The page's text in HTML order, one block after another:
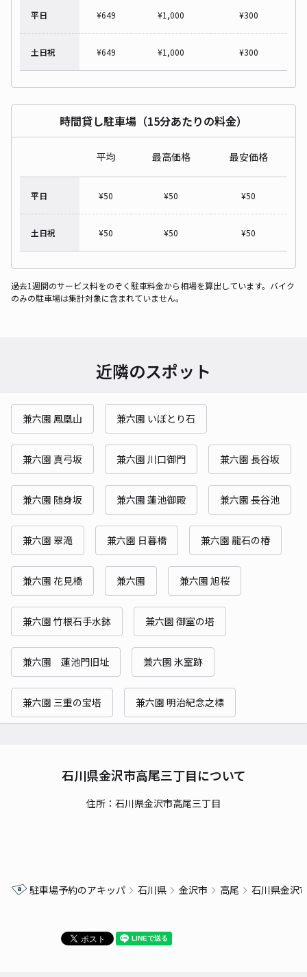
平日 ¥649 ¥1,000 ¥300
土日祝 ¥649 ¥1,000 ¥300
時間貸し駐車場（15分あたりの料金）
平均 最高価格 最安価格
平日 ¥50 ¥50 ¥50
土日祝 ¥50 ¥50 ¥50
過去1週間のサービス料をのぞく駐車料金から相場を算出しています。バイク
のみの駐車場は集計対象に含まれていません。
近隣のスポット
兼六園 鳳凰山 兼六園 いぼとり石
兼六園 真弓坂 兼六園 川口御門 兼六園 長谷坂
兼六園 随身坂 兼六園 蓮池御殿 兼六園 長谷池
兼六園 翠滝 兼六園 日暮橋 兼六園 龍石の椿
兼六園 花見橋 兼六園 兼六園 旭桜
兼六園 竹根石手水鉢 兼六園 御室の塔
兼六園 蓮池門旧址 兼六園 氷室跡
兼六園 三重の宝塔 兼六園 明治紀念之標
石川県金沢市高尾三丁目について
住所：石川県金沢市高尾三丁目
駐車場予約のアキッパ 石川県 金沢市 高尾 石川県金沢